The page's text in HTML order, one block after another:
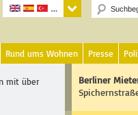
Rund ums Wohnen Presse
mit über
Berliner